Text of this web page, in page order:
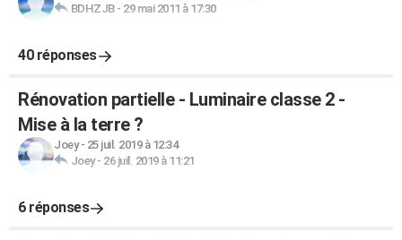
BDHZJB- 29 mai 2011 à 17:30
40 réponses
Rénovation partielle - Luminaire classe 2 -
Mise à la terre ?
Joey- 25 juil. 2019 à 12:34
Joey- 26 juil. 2019 à 11:21
6 réponses